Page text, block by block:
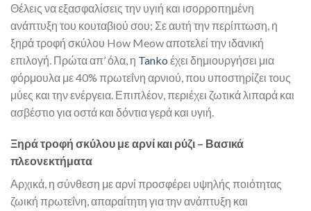
Θέλεις να εξασφαλίσεις την υγιή και ισορροπημένη
ανάπτυξη του κουταβιού σου; Σε αυτή την περίπτωση, η
ξηρά τροφή σκύλου How Meow αποτελεί την ιδανική
επιλογή. Πρώτα απ’ όλα, η Tanko έχει δημιουργήσει μια
φόρμουλα με 40% πρωτεΐνη αρνιού, που υποστηρίζει τους
μύες και την ενέργεια. Επιπλέον, περιέχει ζωτικά λιπαρά και
ασβέστιο για οστά και δόντια γερά και υγιή.
Ξηρά τροφή σκύλου με αρνί και ρύζι – Βασικά
πλεονεκτήματα
Αρχικά, η σύνθεση με αρνί προσφέρει υψηλής ποιότητας
ζωική πρωτεΐνη, απαραίτητη για την ανάπτυξη και